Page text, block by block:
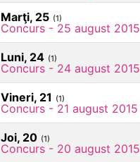
Marţi, 25 (1)
Concurs - 25 august 2015
Luni, 24 (1)
Concurs - 24 august 2015
Vineri, 21 (1)
Concurs - 21 august 2015
Joi, 20 (1)
Concurs - 20 august 2015